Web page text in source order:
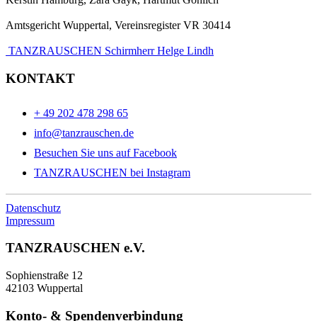
Amtsgericht Wuppertal, Vereinsregister VR 30414
TANZRAUSCHEN Schirmherr Helge Lindh
KONTAKT
+ 49 202 478 298 65
info@tanzrauschen.de
Besuchen Sie uns auf Facebook
TANZRAUSCHEN bei Instagram
Datenschutz
Impressum
TANZRAUSCHEN e.V.
Sophienstraße 12
42103 Wuppertal
Konto- & Spendenverbindung